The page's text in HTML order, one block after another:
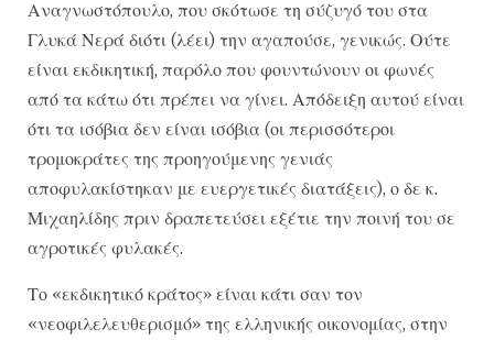
Αναγνωστόπουλο, που σκότωσε τη σύζυγό του στα
Γλυκά Νερά διότι (λέει) την αγαπούσε, γενικώς. Ούτε
είναι εκδικητική, παρόλο που φουντώνουν οι φωνές
από τα κάτω ότι πρέπει να γίνει. Απόδειξη αυτού είναι
ότι τα ισόβια δεν είναι ισόβια (οι περισσότεροι
τρομοκράτες της προηγούμενης γενιάς
αποφυλακίστηκαν με ευεργετικές διατάξεις), ο δε κ.
Μιχαηλίδης πριν δραπετεύσει εξέτιε την ποινή του σε
αγροτικές φυλακές.
Το «εκδικητικό κράτος» είναι κάτι σαν τον
«νεοφιλελευθερισμό» της ελληνικής οικονομίας, στην